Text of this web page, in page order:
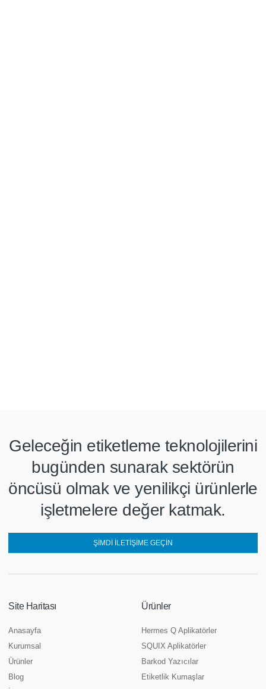
Geleceğin etiketleme teknolojilerini
bugünden sunarak sektörün
öncüsü olmak ve yenilikçi ürünlerle
işletmelere değer katmak.
ŞIMDI İLETIŞIME GEÇIN
Site Haritası
Anasayfa
Kurumsal
Ürünler
Blog
Ürünler
Hermes Q Aplikatörler
SQUIX Aplikatörler
Barkod Yazıcılar
Etiketlik Kumaşlar